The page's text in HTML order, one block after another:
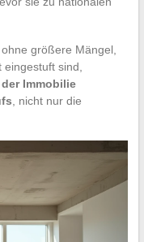
größere Mängel,
sind,
Immobilie
, nicht nur die